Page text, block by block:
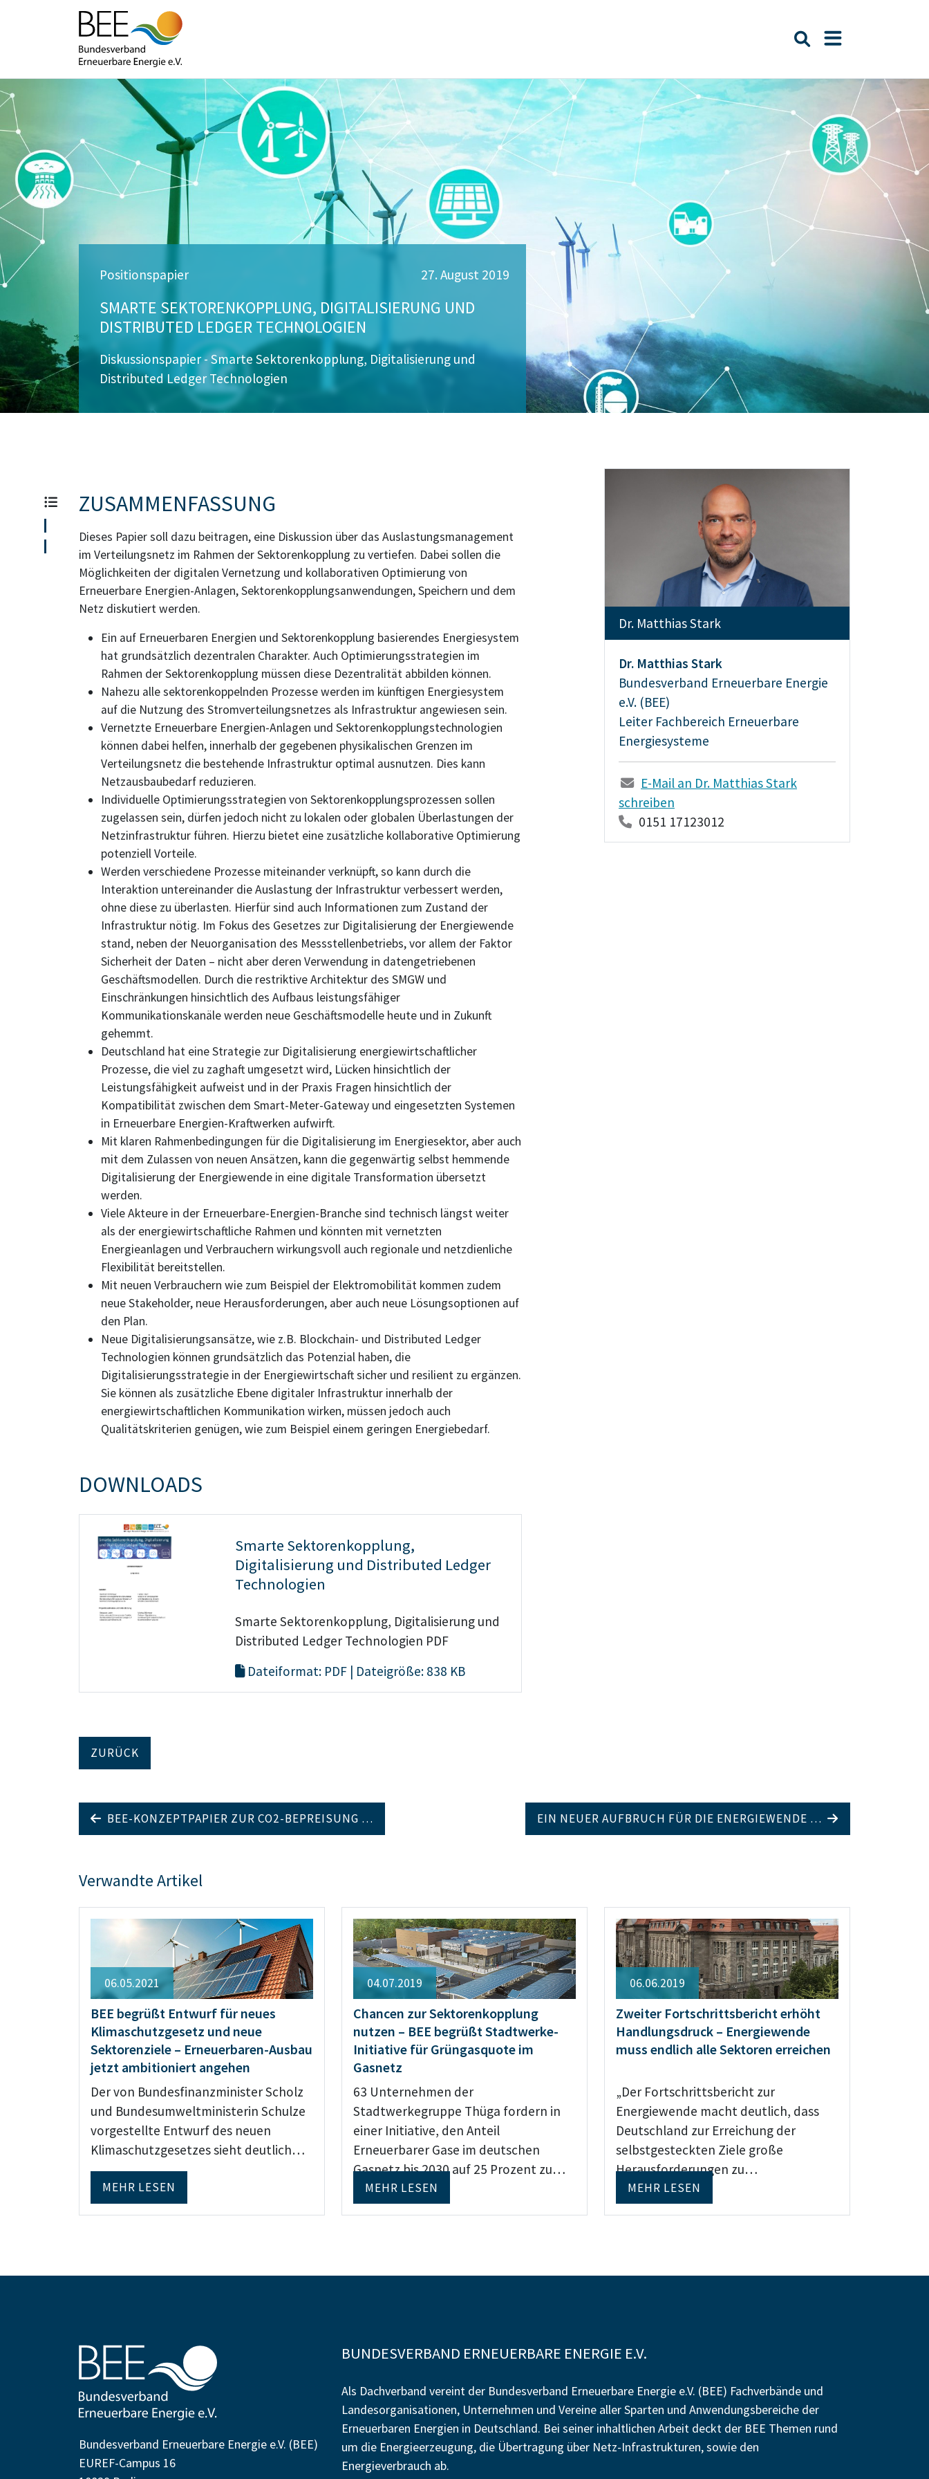
Suche öffnen
Positionspapier
SMARTE SEKTORENKOPPLUNG, DIGITALISIERUNG UND
DISTRIBUTED LEDGER TECHNOLOGIEN
Diskussionspapier - Smarte Sektorenkopplung, Digitalisierung und
Distributed Ledger Technologien
27. August 2019
ZUSAMMENFASSUNG
Dieses Papier soll dazu beitragen, eine Diskussion über das Auslastungsmanagement
im Verteilungsnetz im Rahmen der Sektorenkopplung zu vertiefen. Dabei sollen die
Möglichkeiten der digitalen Vernetzung und kollaborativen Optimierung von
Erneuerbare Energien-Anlagen, Sektorenkopplungsanwendungen, Speichern und dem
Netz diskutiert werden.
Ein auf Erneuerbaren Energien und Sektorenkopplung basierendes Energiesystem
hat grundsätzlich dezentralen Charakter. Auch Optimierungsstrategien im
Rahmen der Sektorenkopplung müssen diese Dezentralität abbilden können.
Nahezu alle sektorenkoppelnden Prozesse werden im künftigen Energiesystem
auf die Nutzung des Stromverteilungsnetzes als Infrastruktur angewiesen sein.
Vernetzte Erneuerbare Energien-Anlagen und Sektorenkopplungstechnologien
können dabei helfen, innerhalb der gegebenen physikalischen Grenzen im
Verteilungsnetz die bestehende Infrastruktur optimal ausnutzen. Dies kann
Netzausbaubedarf reduzieren.
Individuelle Optimierungsstrategien von Sektorenkopplungsprozessen sollen
zugelassen sein, dürfen jedoch nicht zu lokalen oder globalen Überlastungen der
Netzinfrastruktur führen. Hierzu bietet eine zusätzliche kollaborative Optimierung
potenziell Vorteile.
Werden verschiedene Prozesse miteinander verknüpft, so kann durch die
Interaktion untereinander die Auslastung der Infrastruktur verbessert werden,
ohne diese zu überlasten. Hierfür sind auch Informationen zum Zustand der
Infrastruktur nötig. Im Fokus des Gesetzes zur Digitalisierung der Energiewende
stand, neben der Neuorganisation des Messstellenbetriebs, vor allem der Faktor
Sicherheit der Daten – nicht aber deren Verwendung in datengetriebenen
Geschäftsmodellen. Durch die restriktive Architektur des SMGW und
Einschränkungen hinsichtlich des Aufbaus leistungsfähiger
Kommunikationskanäle werden neue Geschäftsmodelle heute und in Zukunft
gehemmt.
Deutschland hat eine Strategie zur Digitalisierung energiewirtschaftlicher
Prozesse, die viel zu zaghaft umgesetzt wird, Lücken hinsichtlich der
Leistungsfähigkeit aufweist und in der Praxis Fragen hinsichtlich der
Kompatibilität zwischen dem Smart-Meter-Gateway und eingesetzten Systemen
in Erneuerbare Energien-Kraftwerken aufwirft.
Mit klaren Rahmenbedingungen für die Digitalisierung im Energiesektor, aber auch
mit dem Zulassen von neuen Ansätzen, kann die gegenwärtig selbst hemmende
Digitalisierung der Energiewende in eine digitale Transformation übersetzt
werden.
Viele Akteure in der Erneuerbare-Energien-Branche sind technisch längst weiter
als der energiewirtschaftliche Rahmen und könnten mit vernetzten
Energieanlagen und Verbrauchern wirkungsvoll auch regionale und netzdienliche
Flexibilität bereitstellen.
Mit neuen Verbrauchern wie zum Beispiel der Elektromobilität kommen zudem
neue Stakeholder, neue Herausforderungen, aber auch neue Lösungsoptionen auf
den Plan.
Neue Digitalisierungsansätze, wie z.B. Blockchain- und Distributed Ledger
Technologien können grundsätzlich das Potenzial haben, die
Digitalisierungsstrategie in der Energiewirtschaft sicher und resilient zu ergänzen.
Sie können als zusätzliche Ebene digitaler Infrastruktur innerhalb der
energiewirtschaftlichen Kommunikation wirken, müssen jedoch auch
Qualitätskriterien genügen, wie zum Beispiel einem geringen Energiebedarf.
DOWNLOADS
Smarte Sektorenkopplung,
Digitalisierung und Distributed Ledger
Technologien
Smarte Sektorenkopplung, Digitalisierung und
Distributed Ledger Technologien PDF
Dateiformat: PDF | Dateigröße: 838 KB
ZURÜCK
Dr. Matthias Stark
Dr. Matthias Stark
Bundesverband Erneuerbare Energie
e.V. (BEE)
Leiter Fachbereich Erneuerbare
Energiesysteme
E-Mail an Dr. Matthias Stark
schreiben
0151 17123012
BEE-KONZEPTPAPIER ZUR CO2-BEPREISUNG … EIN NEUER AUFBRUCH FÜR DIE ENERGIEWENDE …
Verwandte Artikel
06.05.2021
BEE begrüßt Entwurf für neues
Klimaschutzgesetz und neue
Sektorenziele – Erneuerbaren-Ausbau
jetzt ambitioniert angehen
Der von Bundesfinanzminister Scholz
und Bundesumweltministerin Schulze
vorgestellte Entwurf des neuen
Klimaschutzgesetzes sieht deutlich…
MEHR LESEN
04.07.2019
Chancen zur Sektorenkopplung
nutzen – BEE begrüßt Stadtwerke-
Initiative für Grüngasquote im
Gasnetz
63 Unternehmen der
Stadtwerkegruppe Thüga fordern in
einer Initiative, den Anteil
Erneuerbarer Gase im deutschen
Gasnetz bis 2030 auf 25 Prozent zu…
MEHR LESEN
06.06.2019
Zweiter Fortschrittsbericht erhöht
Handlungsdruck – Energiewende
muss endlich alle Sektoren erreichen
„Der Fortschrittsbericht zur
Energiewende macht deutlich, dass
Deutschland zur Erreichung der
selbstgesteckten Ziele große
Herausforderungen zu…
MEHR LESEN
Bundesverband Erneuerbare Energie e.V. (BEE)
EUREF-Campus 16
BUNDESVERBAND ERNEUERBARE ENERGIE E.V.
Als Dachverband vereint der Bundesverband Erneuerbare Energie e.V. (BEE) Fachverbände und
Landesorganisationen, Unternehmen und Vereine aller Sparten und Anwendungsbereiche der
Erneuerbaren Energien in Deutschland. Bei seiner inhaltlichen Arbeit deckt der BEE Themen rund
um die Energieerzeugung, die Übertragung über Netz-Infrastrukturen, sowie den
Energieverbrauch ab.